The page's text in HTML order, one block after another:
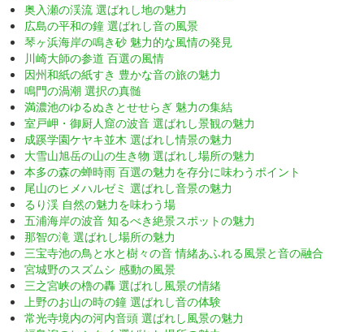
奥入瀬の渓流 選ばれし地の魅力
広島の平和の鐘 選ばれし音の風景
琴ヶ浜海岸の鳴き砂 魅力的な風情の発見
川崎大師の参道 百選の風情
因州和紙の紙すき 豊かな音の旅の魅力
鳴門の渦潮 選択の真髄
満濃池のゆるぬきとせせらぎ 魅力の集結
室戸岬・御厨人窟の波音 選ばれし景観の魅力
成蹊学園ケヤキ並木 選ばれし情景の魅力
大雪山旭岳の山の生き物 選ばれし場所の魅力
本多の森の蝉時雨 百選の魅力を存分に味わうポイント
尾山のヒメハルゼミ 選ばれし音景の魅力
るり渓 自然の魅力を味わう場
五浦海岸の波音 知るべき絶景スポットの魅力
那智の滝 選ばれし場所の魅力
三宝寺池の鳥と水と樹々の音 情緒あふれる風景と音の融合
宮城野のスズムシ 感動の風景
三之宮峡の櫓の轟 選ばれし風景の情緒
上野のお山の時の鐘 選ばれし音の体験
常光寺境内の河内音頭 選ばれし風景の魅力